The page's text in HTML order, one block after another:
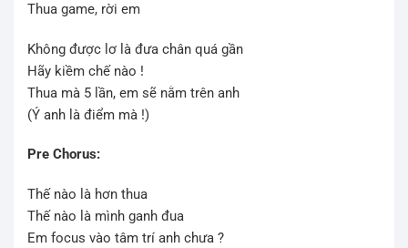
Thua game, rời em
Không được lơ là đưa chân quá gần
Hãy kiềm chế nào !
Thua mà 5 lần, em sẽ nằm trên anh
(Ý anh là điểm mà !)
Pre Chorus:
Thế nào là hơn thua
Thế nào là mình ganh đua
Em focus vào tâm trí anh chưa ?